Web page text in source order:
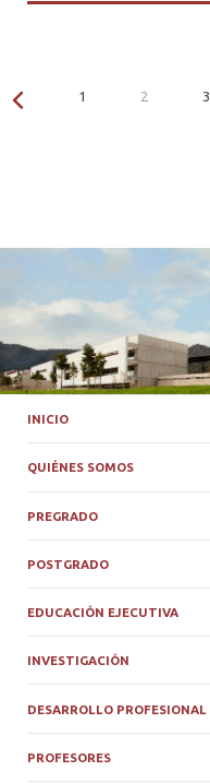
1 2 3
INICIO
QUIÉNES SOMOS
PREGRADO
POSTGRADO
EDUCACIÓN EJECUTIVA
INVESTIGACIÓN
DESARROLLO PROFESIONAL
PROFESORES